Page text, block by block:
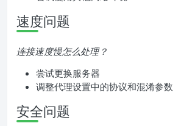
速度问题
连接速度慢怎么处理？
尝试更换服务器
调整代理设置中的协议和混淆参数
安全问题